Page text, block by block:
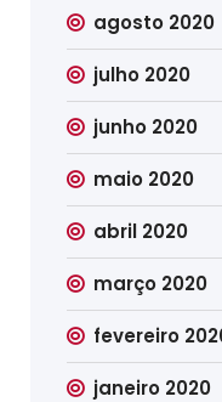
agosto 2020
julho 2020
junho 2020
maio 2020
abril 2020
março 2020
fevereiro
janeiro 2020